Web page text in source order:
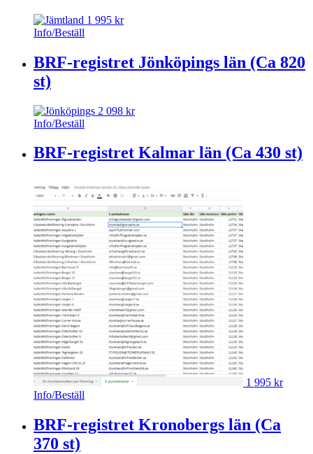
1 995 kr
Info/Beställ
BRF-registret Jönköpings län (Ca 820
st)
2 098 kr
Info/Beställ
BRF-registret Kalmar län (Ca 430 st)
1 995 kr
Info/Beställ
BRF-registret Kronobergs län (Ca
370 st)